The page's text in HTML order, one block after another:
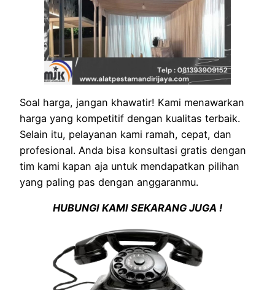
Soal harga, jangan khawatir! Kami menawarkan
harga yang kompetitif dengan kualitas terbaik.
Selain itu, pelayanan kami ramah, cepat, dan
profesional. Anda bisa konsultasi gratis dengan
tim kami kapan aja untuk mendapatkan pilihan
yang paling pas dengan anggaranmu.
HUBUNGI KAMI SEKARANG JUGA !